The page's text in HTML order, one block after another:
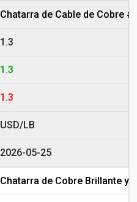
Chatarra de Cable de Cobre
1.3
1.3
1.3
USD/LB
2026-05-25
Chatarra de Cobre Brillante y